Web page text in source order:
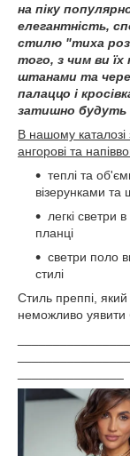
на піку
елегантність,
стилю "тиха
того, з чим ви їх
штанами та
палаццо і
затишно будуть
В нашому каталозі
ангорові та
теплі та
візерунками
легкі светри
планці
светри поло
стилі
Стиль преппі,
неможливо уявити